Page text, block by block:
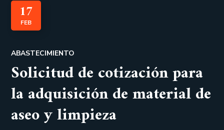
17
FEB
ABASTECIMIENTO
Solicitud de cotización para
la adquisición de material de
aseo y limpieza